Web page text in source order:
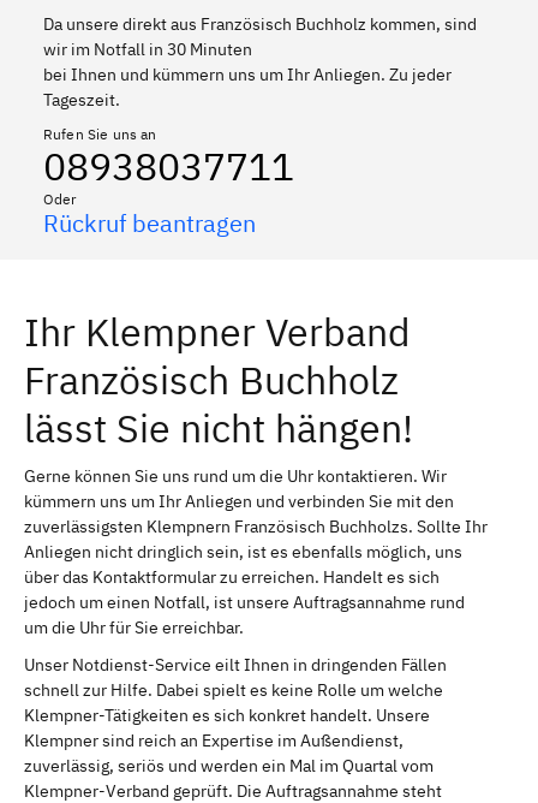
Da unsere direkt aus Französisch Buchholz kommen, sind
wir im Notfall in 30 Minuten
bei Ihnen und kümmern uns um Ihr Anliegen. Zu jeder
Tageszeit.
Rufen Sie uns an
08938037711
Oder
Rückruf beantragen
Ihr Klempner Verband
Französisch Buchholz
lässt Sie nicht hängen!
Gerne können Sie uns rund um die Uhr kontaktieren. Wir
kümmern uns um Ihr Anliegen und verbinden Sie mit den
zuverlässigsten Klempnern Französisch Buchholzs. Sollte Ihr
Anliegen nicht dringlich sein, ist es ebenfalls möglich, uns
über das Kontaktformular zu erreichen. Handelt es sich
jedoch um einen Notfall, ist unsere Auftragsannahme rund
um die Uhr für Sie erreichbar.
Unser Notdienst-Service eilt Ihnen in dringenden Fällen
schnell zur Hilfe. Dabei spielt es keine Rolle um welche
Klempner-Tätigkeiten es sich konkret handelt. Unsere
Klempner sind reich an Expertise im Außendienst,
zuverlässig, seriös und werden ein Mal im Quartal vom
Klempner-Verband geprüft. Die Auftragsannahme steht